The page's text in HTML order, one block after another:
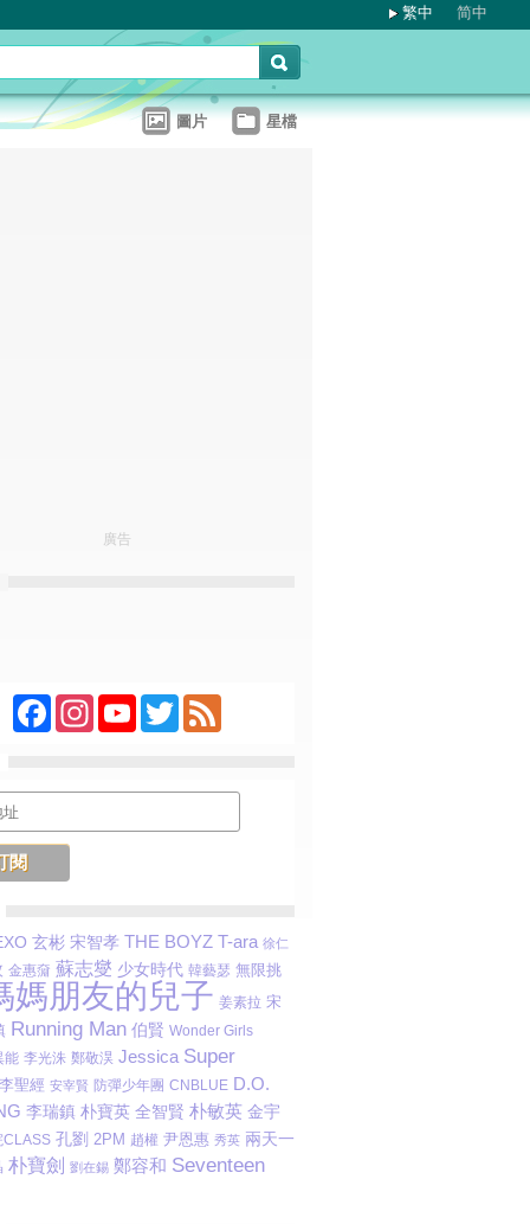
繁中 简中
圖片 星檔
廣告
FacebookInstagramYouTubeTwitterFeed
玄彬 宋智孝 THE BOYZ T-ara 徐仁
金惠奫 蘇志燮 少女時代 韓藝瑟 無限挑
媽朋友的兒子 姜素拉 宋
Running Man 伯賢 Wonder Girls
能 李光洙 鄭敬淏 Jessica Super
聖經 安宰賢 防彈少年團 CNBLUE D.O.
李瑞鎮 朴寶英 全智賢 朴敏英 金宇
CLASS 孔劉 2PM 趙權 尹恩惠 秀英 兩天一
朴寶劍 劉在錫 鄭容和 Seventeen